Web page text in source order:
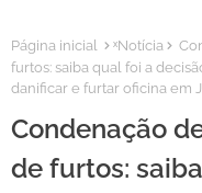
Página inicial ˣNotícia
furtos: saiba qual foi a
danificar e furtar oficina em
Condenação
de furtos: